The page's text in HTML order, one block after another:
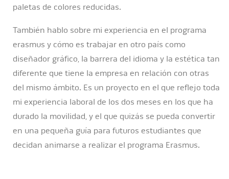
paletas de colores reducidas.
También hablo sobre mi experiencia en el programa
erasmus y cómo es trabajar en otro país como
diseñador gráfico, la barrera del idioma y la estética tan
diferente que tiene la empresa en relación con otras
del mismo ámbito. Es un proyecto en el que reflejo toda
mi experiencia laboral de los dos meses en los que ha
durado la movilidad, y el que quizás se pueda convertir
en una pequeña guía para futuros estudiantes que
decidan animarse a realizar el programa Erasmus.